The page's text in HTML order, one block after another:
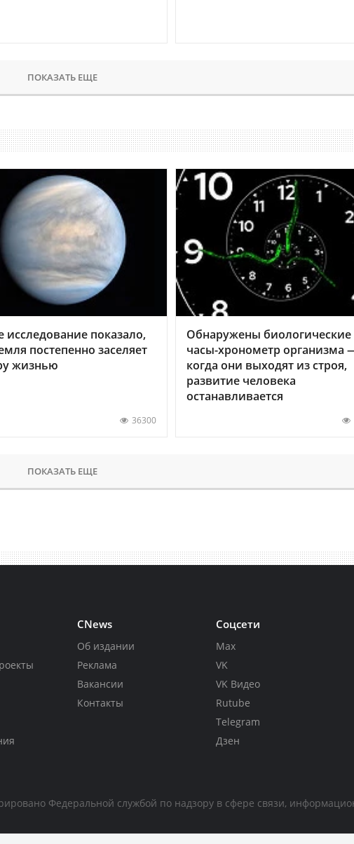
ПОКАЗАТЬ ЕЩЕ
исследование показало,
постепенно заселяет
жизнью
36300
Обнаружены биологические
часы-хронометр организма
когда они выходят из строя,
развитие человека
останавливается
ПОКАЗАТЬ ЕЩЕ
CNews
Об издании
Реклама
Вакансии
Контакты
Соцсети
Max
VK
VK Видео
Rutube
Telegram
Дзен
Федеральной службой по надзору в сфере связи,